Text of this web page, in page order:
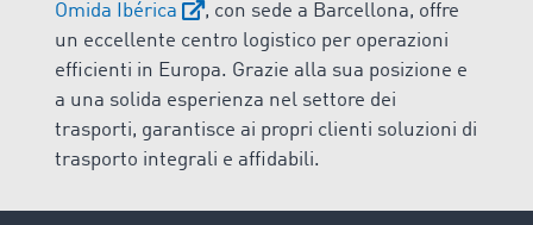
Omida Ibérica
, con sede a Barcellona, offre
un eccellente centro logistico per operazioni
efficienti in Europa. Grazie alla sua posizione e
a una solida esperienza nel settore dei
trasporti, garantisce ai propri clienti soluzioni di
trasporto integrali e affidabili.